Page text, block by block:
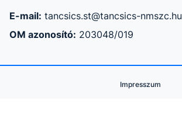
E-mail: tancsics.st@tancsics-nmszc.hu
OM azonosító: 203048/019
Impresszum